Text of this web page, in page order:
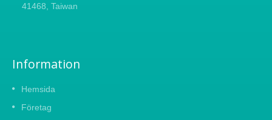
41468, Taiwan
Information
Hemsida
Företag